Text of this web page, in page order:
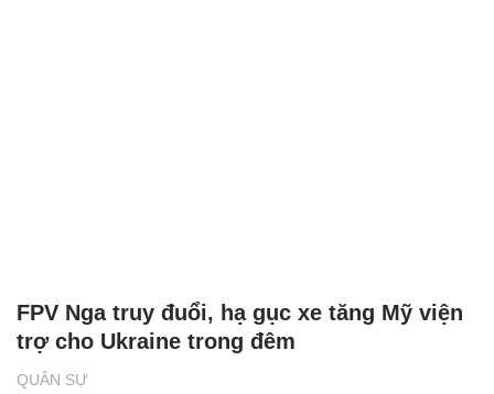
QUÂN SỰ
FPV Nga truy đuổi, hạ gục xe tăng Mỹ viện
trợ cho Ukraine trong đêm